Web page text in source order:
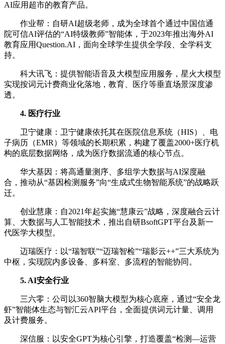
AI应用超市的教育产品。
作业帮：自研‌AI超级老师‌，成为全球首个通过中国信通
院可信AI评估的“AI特级教师”智能体，于2023年推出海外AI
教育应用Question.AI‌，面向全球学生提供全学段、全学科支
持。
科大讯飞：提供智能语音及大模型应用服务，星火大模型
实现按词元计费商业化落地，教育、医疗等垂直场景深度渗
透。
4. 医疗行业
卫宁健康：卫宁健康依托其在医院信息系统（HIS）、电
子病历（EMR）等领域的长期积累，构建了覆盖‌2000+医疗机
构‌的底层数据网络，成为医疗数据流通的核心节点。
华大基因：将高通量测序、多组学大数据与AI深度融
合，推动从“基因检测服务”向“生成式生物智能系统”的战略跃
迁。
创业慧康：自2021年起实施“慧康云”战略，深度融合云计
算、大数据与人工智能技术，推出自研‌BsoftGPT平台‌及新一
代医学大模型。
迈瑞医疗：以“瑞智联”“迈瑞智检”“瑞影云++”三大系统为
中枢，实现院内多设备、多科室、多流程的智能协同。
5. AI安全行业
三六零：公司以360智脑大模型为核心底座，通过“安全龙
虾”智能体生态与智汇云API平台，全面提供词元计量、调用
及计费服务。
深信服：以‌安全GPT‌为核心引擎，打造覆盖“检测—运营